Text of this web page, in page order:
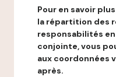
Pour en savoir
la répartition des
responsabilités
conjointe, vous
aux coordonnées
après.